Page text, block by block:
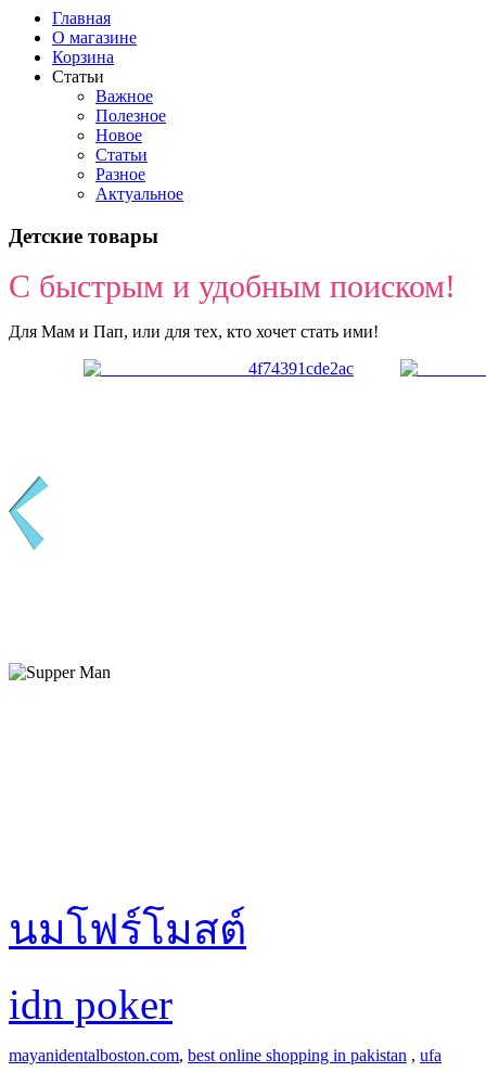
Главная
О магазине
Корзина
Статьи
Важное
Полезное
Новое
Статьи
Разное
Актуальное
Детские товары
С быстрым и удобным поиском!
Для Мам и Пап, или для тех, кто хочет стать ими!
นมโฟร์โมสต์
idn poker
mayanidentalboston.com, best online shopping in pakistan , ufa